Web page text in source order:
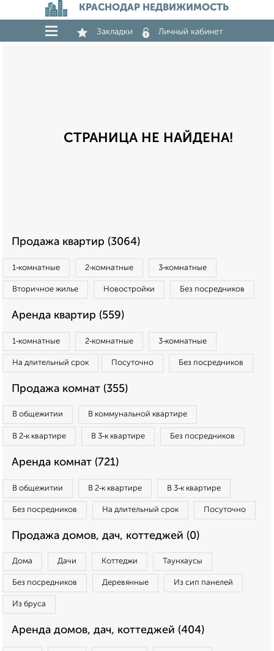
КРАСНОДАР НЕДВИЖИМОСТЬ
Закладки Личный кабинет
СТРАНИЦА НЕ НАЙДЕНА!
Продажа квартир (3064)
1‑комнатные 2‑комнатные 3‑комнатные
Вторичное жилье Новостройки Без посредников
Аренда квартир (559)
1‑комнатные 2‑комнатные 3‑комнатные
На длительный срок Посуточно Без посредников
Продажа комнат (355)
В общежитии В коммунальной квартире
В 2‑к квартире В 3‑к квартире Без посредников
Аренда комнат (721)
В общежитии В 2‑к квартире В 3‑к квартире
Без посредников На длительный срок Посуточно
Продажа домов, дач, коттеджей (0)
Дома Дачи Коттеджи Таунхаусы
Без посредников Деревянные Из сип панелей
Из бруса
Аренда домов, дач, коттеджей (404)